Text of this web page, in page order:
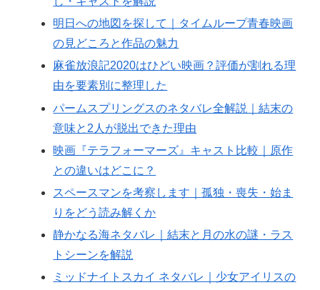
明日への地図を探して｜タイムループ青春映画
の見どころと作品の魅力
麻雀放浪記2020はひどい映画？評価が割れる理
由を要素別に整理した
パームスプリングスのネタバレ全解説｜結末の
意味と2人が脱出できた理由
映画『テラフォーマーズ』キャスト比較｜原作
との違いはどこに？
スペースマンを考察します｜孤独・喪失・始ま
りをどう読み解くか
静かなる海ネタバレ｜結末と月の水の謎・ラス
トシーンを解説
ミッドナイトスカイ ネタバレ｜少女アイリスの